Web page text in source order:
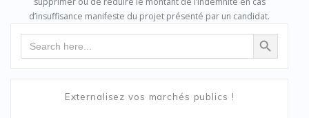
d’insuffisance manifeste du projet présenté par un candidat.
Search Search Button
Externalisez vos marchés publics !